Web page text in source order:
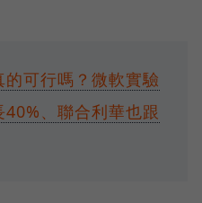
的可行嗎？微軟實驗
、聯合利華也跟